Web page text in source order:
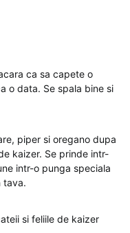
ca sa capete o
o data. Se spala bine si
piper si oregano dupa
kaizer. Se prinde intr-
intr-o punga speciala
tava.
si feliile de kaizer